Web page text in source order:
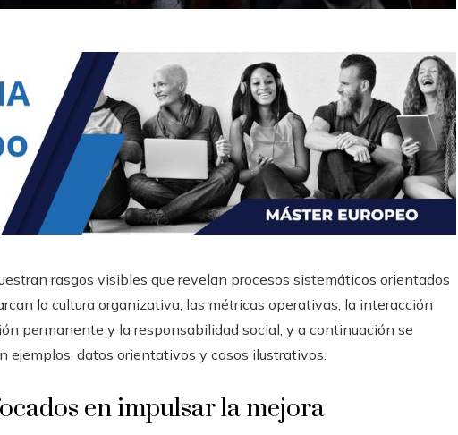
rasgos visibles que revelan procesos sistemáticos orientados
la cultura organizativa, las métricas operativas, la interacción
permanente y la responsabilidad social, y a continuación se
ejemplos, datos orientativos y casos ilustrativos.
en impulsar la mejora